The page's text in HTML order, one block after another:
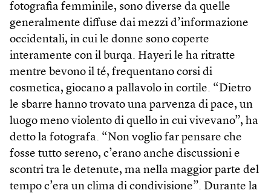
fotografia femminile, sono diverse da quelle
generalmente diffuse dai mezzi d’informazione
occidentali, in cui le donne sono coperte
interamente con il burqa. Hayeri le ha ritratte
mentre bevono il té, frequentano corsi di
cosmetica, giocano a pallavolo in cortile. “Dietro
le sbarre hanno trovato una parvenza di pace, un
luogo meno violento di quello in cui vivevano”, ha
detto la fotografa. “Non voglio far pensare che
fosse tutto sereno, c’erano anche discussioni e
scontri tra le detenute, ma nella maggior parte del
tempo c’era un clima di condivisione”. Durante la